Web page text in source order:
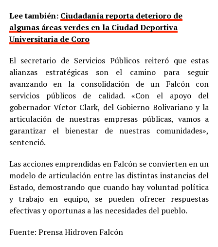
Lee también: Ciudadanía reporta deterioro de
algunas áreas verdes en la Ciudad Deportiva
Universitaria de Coro
El secretario de Servicios Públicos reiteró que estas
alianzas estratégicas son el camino para seguir
avanzando en la consolidación de un Falcón con
servicios públicos de calidad. «Con el apoyo del
gobernador Víctor Clark, del Gobierno Bolivariano y la
articulación de nuestras empresas públicas, vamos a
garantizar el bienestar de nuestras comunidades»,
sentenció.
Las acciones emprendidas en Falcón se convierten en un
modelo de articulación entre las distintas instancias del
Estado, demostrando que cuando hay voluntad política
y trabajo en equipo, se pueden ofrecer respuestas
efectivas y oportunas a las necesidades del pueblo.
Fuente: Prensa Hidroven Falcón